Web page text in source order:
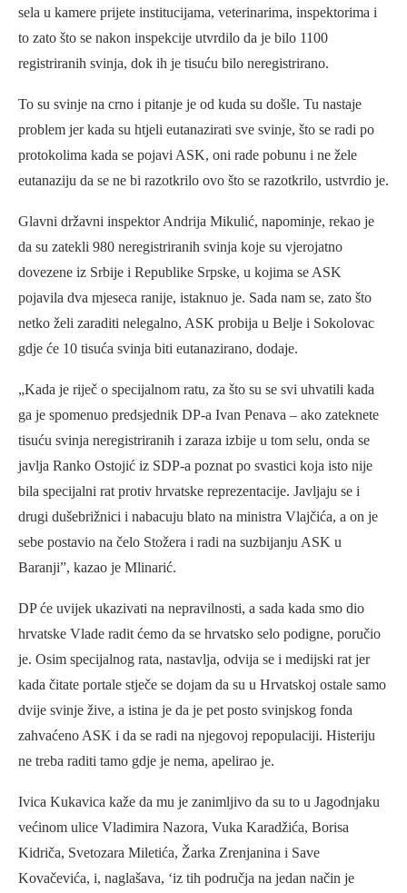
sela u kamere prijete institucijama, veterinarima, inspektorima i
to zato što se nakon inspekcije utvrdilo da je bilo 1100
registriranih svinja, dok ih je tisuću bilo neregistrirano.
To su svinje na crno i pitanje je od kuda su došle. Tu nastaje
problem jer kada su htjeli eutanazirati sve svinje, što se radi po
protokolima kada se pojavi ASK, oni rade pobunu i ne žele
eutanaziju da se ne bi razotkrilo ovo što se razotkrilo, ustvrdio je.
Glavni državni inspektor Andrija Mikulić, napominje, rekao je
da su zatekli 980 neregistriranih svinja koje su vjerojatno
dovezene iz Srbije i Republike Srpske, u kojima se ASK
pojavila dva mjeseca ranije, istaknuo je. Sada nam se, zato što
netko želi zaraditi nelegalno, ASK probija u Belje i Sokolovac
gdje će 10 tisuća svinja biti eutanazirano, dodaje.
„Kada je riječ o specijalnom ratu, za što su se svi uhvatili kada
ga je spomenuo predsjednik DP-a Ivan Penava – ako zateknete
tisuću svinja neregistriranih i zaraza izbije u tom selu, onda se
javlja Ranko Ostojić iz SDP-a poznat po svastici koja isto nije
bila specijalni rat protiv hrvatske reprezentacije. Javljaju se i
drugi dušebrižnici i nabacuju blato na ministra Vlajčića, a on je
sebe postavio na čelo Stožera i radi na suzbijanju ASK u
Baranji”, kazao je Mlinarić.
DP će uvijek ukazivati na nepravilnosti, a sada kada smo dio
hrvatske Vlade radit ćemo da se hrvatsko selo podigne, poručio
je. Osim specijalnog rata, nastavlja, odvija se i medijski rat jer
kada čitate portale stječe se dojam da su u Hrvatskoj ostale samo
dvije svinje žive, a istina je da je pet posto svinjskog fonda
zahvaćeno ASK i da se radi na njegovoj repopulaciji. Histeriju
ne treba raditi tamo gdje je nema, apelirao je.
Ivica Kukavica kaže da mu je zanimljivo da su to u Jagodnjaku
većinom ulice Vladimira Nazora, Vuka Karadžića, Borisa
Kidriča, Svetozara Miletića, Žarka Zrenjanina i Save
Kovačevića, i, naglašava, ‘iz tih područja na jedan način je